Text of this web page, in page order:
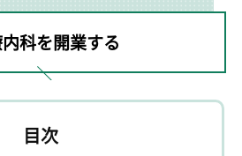
科を開業する